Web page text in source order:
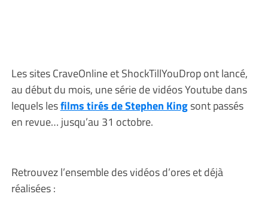
Les sites CraveOnline et ShockTillYouDrop ont lancé,
au début du mois, une série de vidéos Youtube dans
lequels lesfilms tirés de Stephen Kingsont passés
en revue… jusqu’au 31 octobre.
Retrouvez l’ensemble des vidéos d’ores et déjà
réalisées :